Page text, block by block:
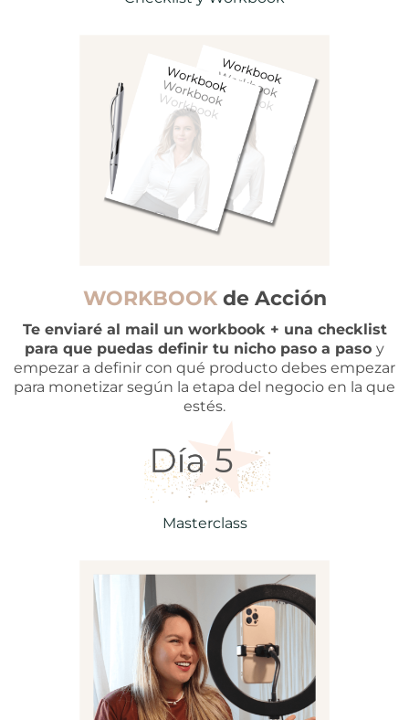
WORKBOOKde Acción
Te enviaré al mail un workbook + una checklist
para que puedas definir tu nicho paso a paso y
empezar a definir con qué producto debes empezar
para monetizar según la etapa del negocio en la que
estés.
Masterclass